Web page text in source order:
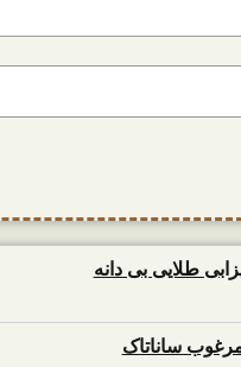
طلایی بی دانه
ساناتاک